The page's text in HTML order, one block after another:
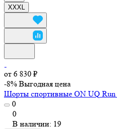
XXXL
от 6 830 ₽
-8% Выгодная цена
Шорты спортивные ON UQ Run
0
0
В наличии: 19